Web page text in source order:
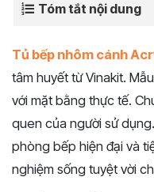
Tóm tắt nội dung
Tủ bếp nhôm cánh
tâm huyết từ Vinakit.
với mặt bằng thực tế.
quen của người sử
phòng bếp hiện đại và
nghiệm sống tuyệt vời